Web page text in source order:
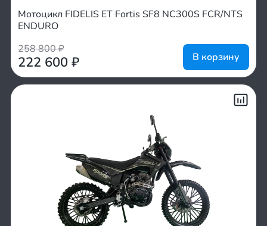
Мотоцикл FIDELIS ET Fortis SF8 NC300S FCR/NTS
ENDURO
258 800₽
222 600 ₽ В корзину